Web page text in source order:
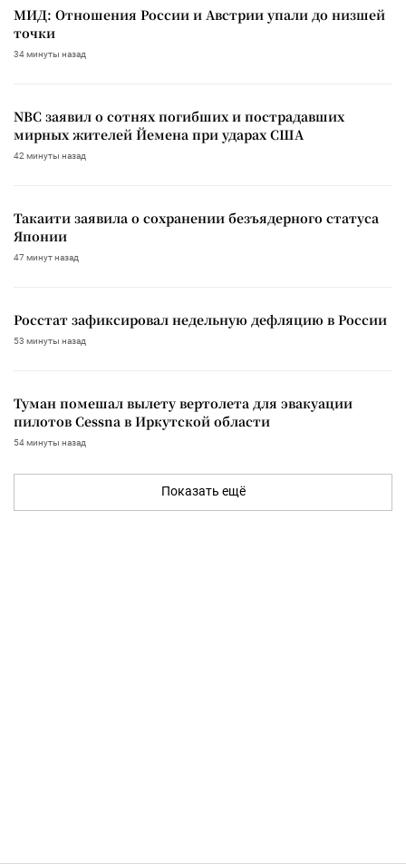
МИД: Отношения России и Австрии упали до низшей
точки
34 минуты назад
NBC заявил о сотнях погибших и пострадавших
мирных жителей Йемена при ударах США
42 минуты назад
Такаити заявила о сохранении безъядерного статуса
Японии
47 минут назад
Росстат зафиксировал недельную дефляцию в России
53 минуты назад
Туман помешал вылету вертолета для эвакуации
пилотов Cessna в Иркутской области
54 минуты назад
Показать ещё